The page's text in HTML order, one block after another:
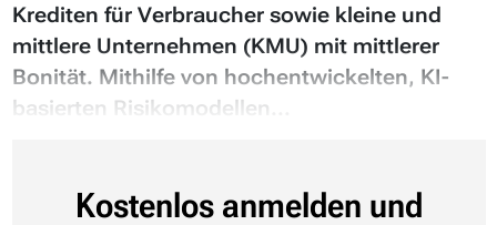
Krediten für Verbraucher sowie kleine und
mittlere Unternehmen (KMU) mit mittlerer
Bonität. Mithilfe von hochentwickelten, KI-
basierten Risikomodellen...
Kostenlos anmelden und